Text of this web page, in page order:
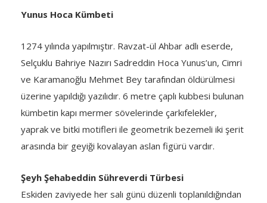
Yunus Hoca Kümbeti
1274 yılında yapılmıştır. Ravzat-ül Ahbar adlı eserde,
Selçuklu Bahriye Nazırı Sadreddin Hoca Yunus’un, Cimri
ve Karamanoğlu Mehmet Bey tarafından öldürülmesi
üzerine yapıldığı yazılıdır. 6 metre çaplı kubbesi bulunan
kümbetin kapı mermer sövelerinde çarkıfelekler,
yaprak ve bitki motifleri ile geometrik bezemeli iki şerit
arasında bir geyiği kovalayan aslan figürü vardır.
Şeyh Şehabeddin Sühreverdi Türbesi
Eskiden zaviyede her salı günü düzenli toplanıldığından